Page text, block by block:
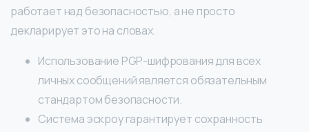
работает над безопасностью, а не просто
декларирует это на словах.
Использование PGP-шифрования для всех
личных сообщений является обязательным
стандартом безопасности.
Система эскроу гарантирует сохранность